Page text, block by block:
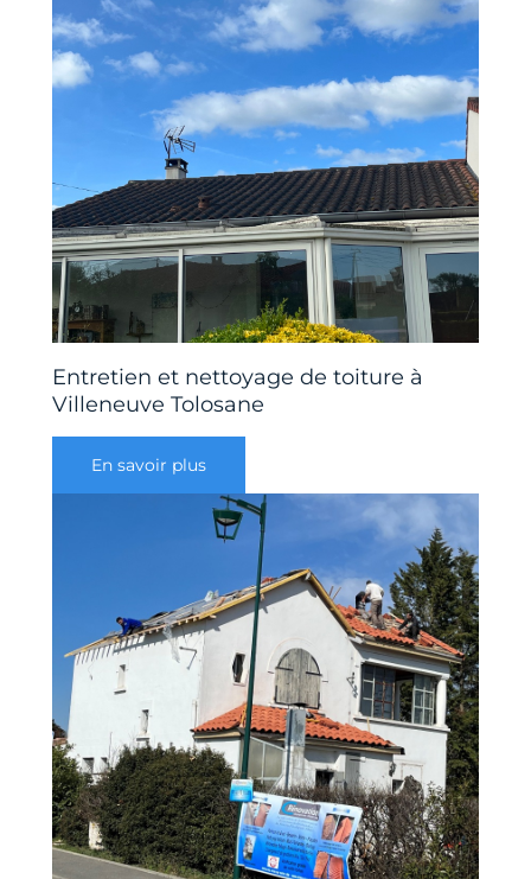
Entretien et nettoyage de toiture à
Villeneuve Tolosane
En savoir plus